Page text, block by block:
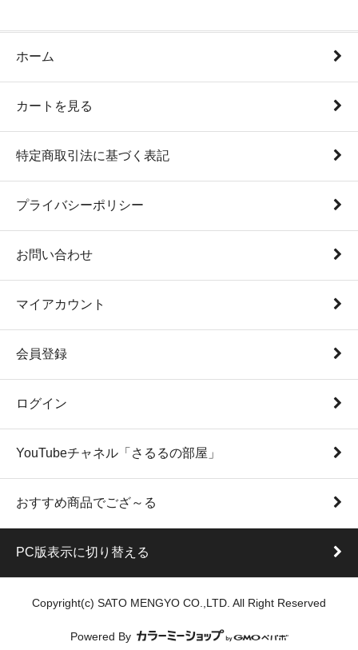
ホーム
カートを見る
特定商取引法に基づく表記
プライバシーポリシー
お問い合わせ
マイアカウント
会員登録
ログイン
YouTubeチャネル「さるるの部屋」
おすすめ商品でござ～る
PC版表示に切り替える
Copyright(c) SATO MENGYO CO.,LTD. All Right Reserved
Powered By